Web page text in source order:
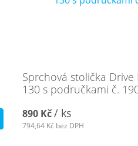
Sprchová stolička Drive
130 s područkami č.
890 Kč/ ks
794,64 Kč bez DPH